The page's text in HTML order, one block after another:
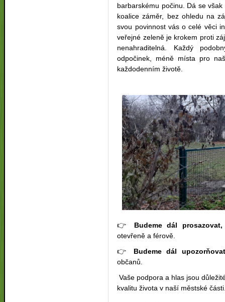
barbarskému počinu. Dá se
koalice záměr, bez ohledu na
svou povinnost vás o celé věci
veřejné zeleně je krokem proti
nenahraditelná. Každý
odpočinek, méně místa pro
každodenním životě.
👉 Budeme dál prosazovat,
otevřeně a férově.
👉
Budeme dál upozorňovat
občanů.
Vaše podpora a hlas jsou
kvalitu života v naší městské